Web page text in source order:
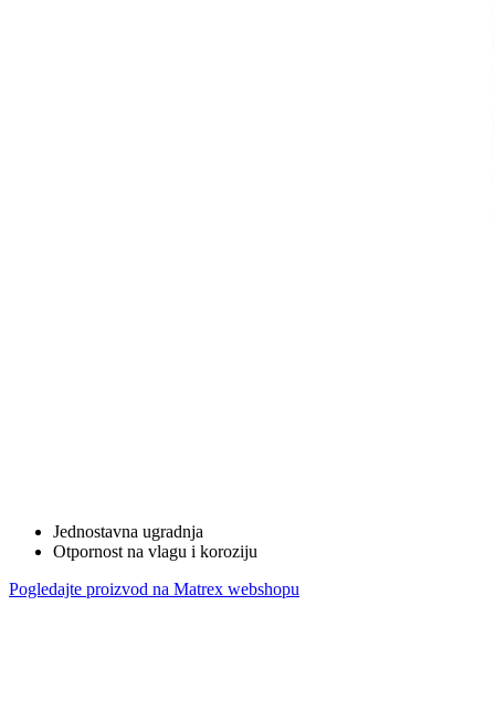
Jednostavna ugradnja
Otpornost na vlagu i koroziju
Pogledajte proizvod na Matrex webshopu